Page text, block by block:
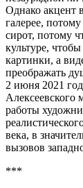
Однако акцент
галерее,
сирот, потому
культуре,
картинки, а
преображать
2 июня 2021
Алексеевского
работы
века, в
вызовов
***